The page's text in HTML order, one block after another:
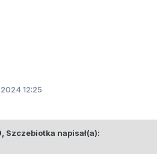
12:25
Szczebiotka napisał(a):